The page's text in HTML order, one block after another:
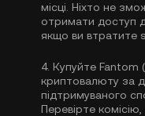
місці. Ніхто не
отримати доступ
якщо ви втратите
4. Купуйте Fantom
криптовалюту за
підтримуваного
Перевірте